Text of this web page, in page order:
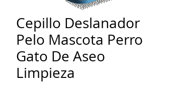
Cepillo Deslanador
Pelo Mascota Perro
Gato De Aseo
Limpieza